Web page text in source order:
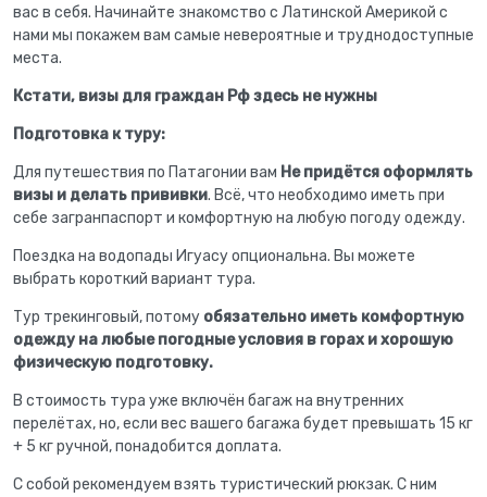
вас в себя. Начинайте знакомство с Латинской Америкой с
нами мы покажем вам самые невероятные и труднодоступные
места.
Кстати, визы для граждан Рф здесь не нужны
Подготовка к туру:
Для путешествия по Патагонии вам Не придётся оформлять
визы и делать прививки. Всё, что необходимо иметь при
себе загранпаспорт и комфортную на любую погоду одежду.
Поездка на водопады Игуасу опциональна. Вы можете
выбрать короткий вариант тура.
Тур трекинговый, потому обязательно иметь комфортную
одежду на любые погодные условия в горах и хорошую
физическую подготовку.
В стоимость тура уже включён багаж на внутренних
перелётах, но, если вес вашего багажа будет превышать 15 кг
+ 5 кг ручной, понадобится доплата.
С собой рекомендуем взять туристический рюкзак. С ним